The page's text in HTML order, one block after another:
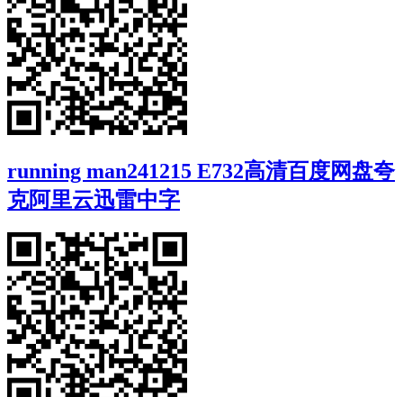
running man241215 E732高清百度网盘夸
克阿里云迅雷中字